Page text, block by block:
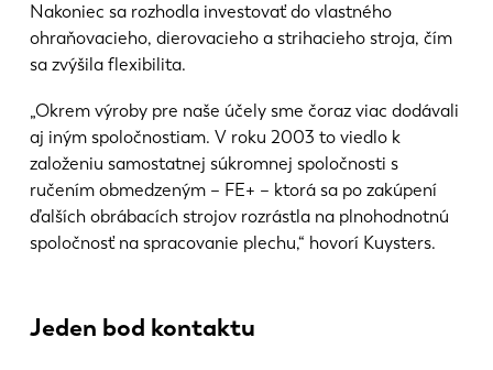
Nakoniec sa rozhodla investovať do vlastného
ohraňovacieho, dierovacieho a strihacieho stroja, čím
sa zvýšila flexibilita.
„Okrem výroby pre naše účely sme čoraz viac dodávali
aj iným spoločnostiam. V roku 2003 to viedlo k
založeniu samostatnej súkromnej spoločnosti s
ručením obmedzeným – FE+ – ktorá sa po zakúpení
ďalších obrábacích strojov rozrástla na plnohodnotnú
spoločnosť na spracovanie plechu,“ hovorí Kuysters.
Jeden bod kontaktu